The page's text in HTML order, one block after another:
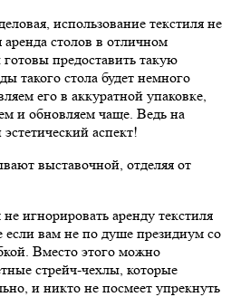
использование текстиля не
аренда столов в отличном
предоставить такую
такого стола будет немного
его в аккуратной упаковке,
и обновляем чаще. Ведь на
аспект!
выставочной, отделяя от
игнорировать аренду текстиля
вам не по душе президиум со
Вместо этого можно
стрейч-чехлы, которые
и никто не посмеет упрекнуть